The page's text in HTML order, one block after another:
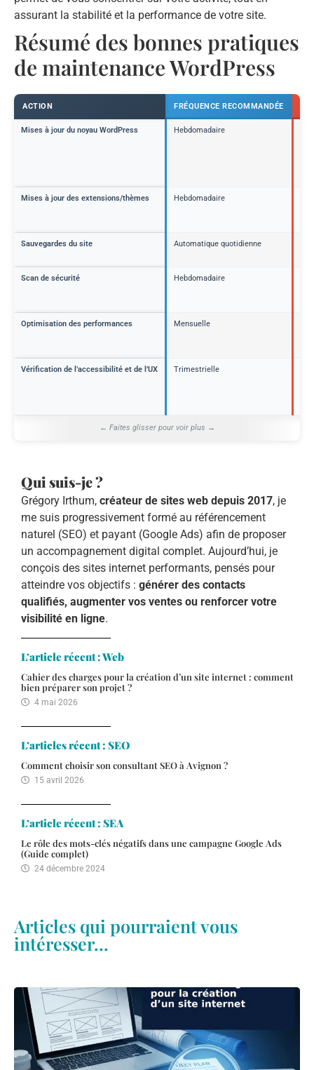
assurant la stabilité et la performance de votre site.
Résumé des bonnes pratiques
de maintenance WordPress
ACTION FRÉQUENCE RECOMMANDÉE
Mises à jour du noyau WordPress Hebdomadaire
Mises à jour des extensions/thèmes Hebdomadaire
Sauvegardes du site Automatique quotidienne
Scan de sécurité Hebdomadaire
Optimisation des performances Mensuelle
Vérification de l’accessibilité et de l’UX Trimestrielle
Qui suis-je ?
Grégory Irthum, créateur de sites web depuis 2017, je
me suis progressivement formé au référencement
naturel (SEO) et payant (Google Ads) afin de proposer
un accompagnement digital complet. Aujourd’hui, je
conçois des sites internet performants, pensés pour
atteindre vos objectifs : générer des contacts
qualifiés, augmenter vos ventes ou renforcer votre
visibilité en ligne.
L’article récent : Web
Cahier des charges pour la création d’un site internet : comment
bien préparer son projet ?
4 mai 2026
L’articles récent : SEO
Comment choisir son consultant SEO à Avignon ?
15 avril 2026
L’article récent : SEA
Le rôle des mots-clés négatifs dans une campagne Google Ads
(Guide complet)
24 décembre 2024
Articles qui pourraient vous
intéresser...